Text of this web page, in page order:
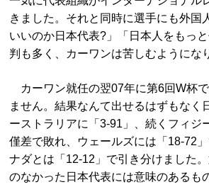
きました。それと同時に選手にも外国
いいのか日本代表?」「日本人をもっ
判も多く、カーワンは苦しむようにな
カーワン就任の翌07年に第6回W杯
ません。結果なんて出せるはずもなく
ーストラリアに「3-91」、続くフィジ
僅差で敗れ、ウェールズには「18-72
ナダとは「12-12」で引き分けました
のなかった日本代表には意味のあるも